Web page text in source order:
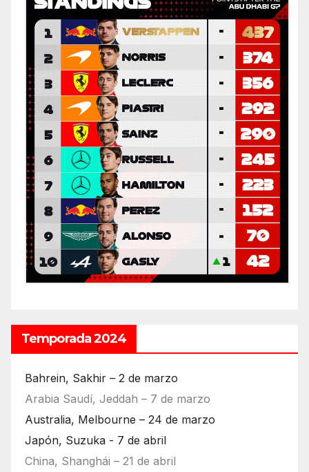
Temporada 2024
Bahrein, Sakhir – 2 de marzo
Arabia Saudí, Jeddah – 7 de marzo
Australia, Melbourne – 24 de marzo
Japón, Suzuka - 7 de abril
China, Shanghái – 21 de abril